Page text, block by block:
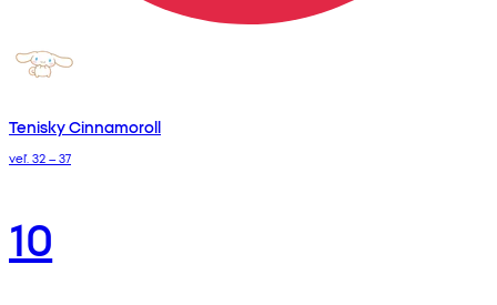
Tenisky Cinnamoroll
veľ. 32 – 37
10